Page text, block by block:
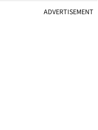
ADVERTISEMENT